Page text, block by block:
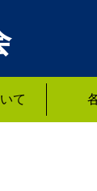
て